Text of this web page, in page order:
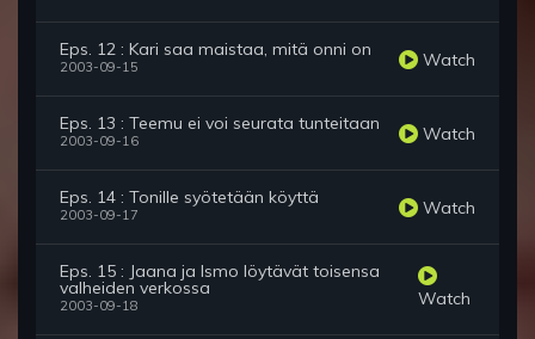
Eps. 12 : Kari saa maistaa, mitä onni on
2003-09-15 Watch
Eps. 13 : Teemu ei voi seurata tunteitaan
2003-09-16 Watch
Eps. 14 : Tonille syötetään köyttä
2003-09-17 Watch
Eps. 15 : Jaana ja Ismo löytävät toisensa
valheiden verkossa
2003-09-18 Watch